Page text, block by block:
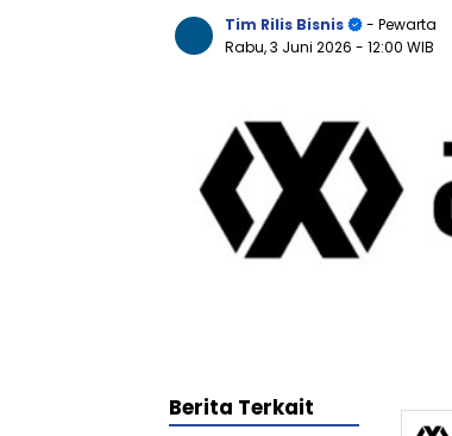
Tim Rilis Bisnis
- Pewarta
Rabu, 3 Juni 2026 - 12:00 WIB
Berita Terkait